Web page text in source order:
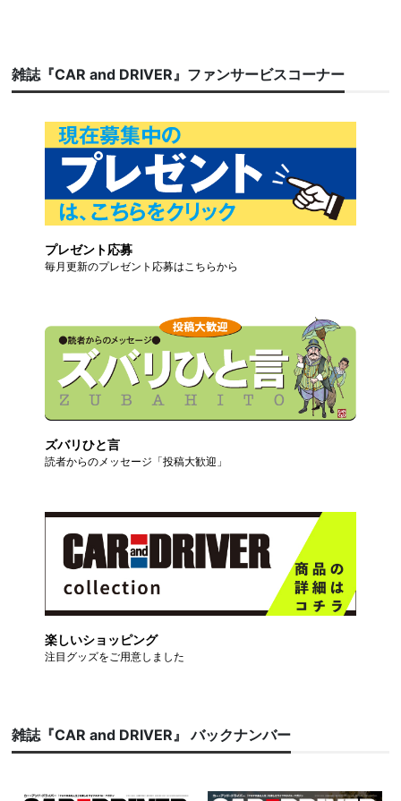
雑誌『CAR and DRIVER』ファンサービスコーナー
プレゼント応募
毎月更新のプレゼント応募はこちらから
ズバリひと言
読者からのメッセージ「投稿大歓迎」
楽しいショッピング
注目グッズをご用意しました
雑誌『CAR and DRIVER』 バックナンバー